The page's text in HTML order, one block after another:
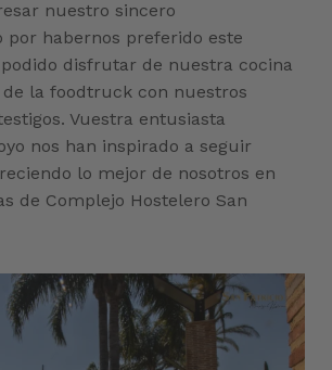
nuestro sincero
por habernos preferido este
disfrutar de nuestra cocina
de la foodtruck con nuestros
Vuestra entusiasta
nos han inspirado a seguir
lo mejor de nosotros en
de Complejo Hostelero San